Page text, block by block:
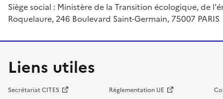
Siège social : Ministère de la Transition écologique, de
Roquelaure, 246 Boulevard Saint-Germain, 75007 PARIS
Liens utiles
Secrétariat CITES Réglementation UE